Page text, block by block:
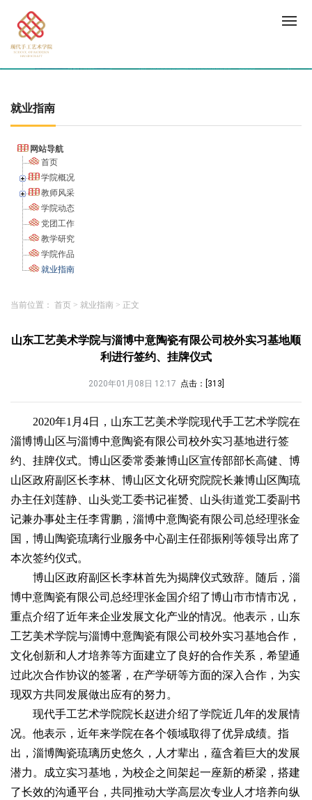
就业指南
网站导航
首页
学院概况
教师风采
学院动态
党团工作
教学研究
学院作品
就业指南
当前位置： 首页 > 就业指南 > 正文
山东工艺美术学院与淄博中意陶瓷有限公司校外实习基地顺
利进行签约、挂牌仪式
2020年01月08日 12:17 点击：[ 313
2020年1月4日，山东工艺美术学院现代手工艺术学院在
淄博博山区与淄博中意陶瓷有限公司校外实习基地进行签
约、挂牌仪式。博山区委常委兼博山区宣传部部长高健、博
山区政府副区长李林、博山区文化研究院院长兼博山区陶琉
办主任刘莲静、山头党工委书记崔赟、山头街道党工委副书
记兼办事处主任李霄鹏，淄博中意陶瓷有限公司总经理张金
国，博山陶瓷琉璃行业服务中心副主任邵振刚等领导出席了
本次签约仪式。
博山区政府副区长李林首先为揭牌仪式致辞。随后，淄
博中意陶瓷有限公司总经理张金国介绍了博山市市情市况，
重点介绍了近年来企业发展文化产业的情况。他表示，山东
工艺美术学院与淄博中意陶瓷有限公司校外实习基地合作，
文化创新和人才培养等方面建立了良好的合作关系，希望通
过此次合作协议的签署，在产学研等方面的深入合作，为实
现双方共同发展做出应有的努力。
现代手工艺术学院院长赵进介绍了学院近几年的发展情
况。他表示，近年来学院在各个领域取得了优异成绩。指
出，淄博陶瓷琉璃历史悠久，人才辈出，蕴含着巨大的发展
潜力。成立实习基地，为校企之间架起一座新的桥梁，搭建
了长效的沟通平台，共同推动大学高层次专业人才培养向纵